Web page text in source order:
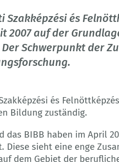
Szakképzési és
2007 auf der
Der Schwerpunkt der
és
Bildung zuständig.
das BIBB haben im April
Diese sieht eine enge
dem Gebiet der